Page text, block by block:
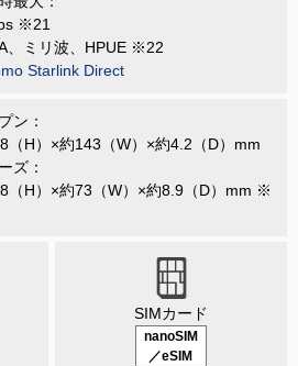
※21
、ミリ波、HPUE ※22
Starlink Direct
ン：
（H）×約143（W）×約4.2（D）mm
ズ：
（H）×約73（W）×約8.9（D）mm ※
SIMカード
nanoSIM
／eSIM